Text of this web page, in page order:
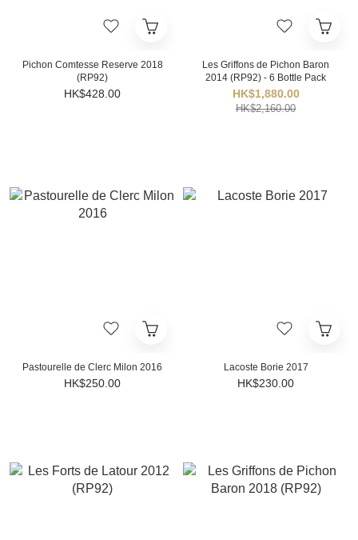
Pichon Comtesse Reserve 2018
(RP92)
HK$428.00
Les Griffons de Pichon Baron
2014 (RP92) - 6 Bottle Pack
HK$1,880.00
HK$2,160.00
Pastourelle de Clerc Milon 2016
HK$250.00
Lacoste Borie 2017
HK$230.00